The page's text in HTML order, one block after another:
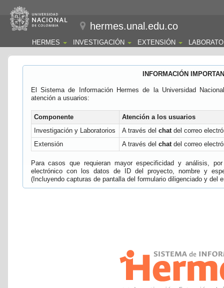
hermes.unal.edu.co
HERMES INVESTIGACIÓN EXTENSIÓN
INFORMACIÓN
El Sistema de Información Hermes de la Universidad
atención a usuarios:
Componente
Atención a los usuarios
Investigación y Laboratorios
A través del chatdel correo
Extensión
A través del chatdel correo
Para casos que requieran mayor especificidad y análisis,
electrónico con los datos de ID del proyecto, nombre y
(Incluyendo capturas de pantalla del formulario diligenciado y del